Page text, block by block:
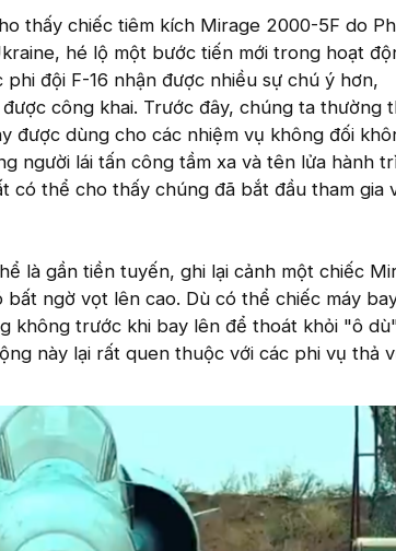
thấy chiếc tiêm kích Mirage 2000-5F do
hé lộ một bước tiến mới trong hoạt
đội F-16 nhận được nhiều sự chú ý hơn,
công khai. Trước đây, chúng ta thường
được dùng cho các nhiệm vụ không đối
người lái tấn công tầm xa và tên lửa hành
có thể cho thấy chúng đã bắt đầu tham gia
là gần tiền tuyến, ghi lại cảnh một chiếc
ngờ vọt lên cao. Dù có thể chiếc máy
không trước khi bay lên để thoát khỏi "ô
này lại rất quen thuộc với các phi vụ thả